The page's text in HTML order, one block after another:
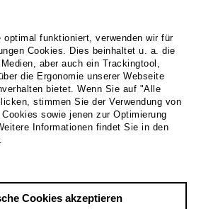
optimal funktioniert, verwenden wir für
Cookies. Dies beinhaltet u. a. die
aber auch ein Trackingtool,
die Ergonomie unserer Webseite
bietet. Wenn Sie auf "Alle
stimmen Sie der Verwendung von
sowie jenen zur Optimierung
Informationen findet Sie in den
Cookies akzeptieren